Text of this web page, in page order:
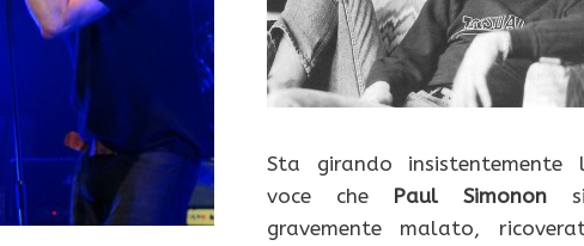
Sta girando insistentemente
voce che Paul Simonon
gravemente malato,